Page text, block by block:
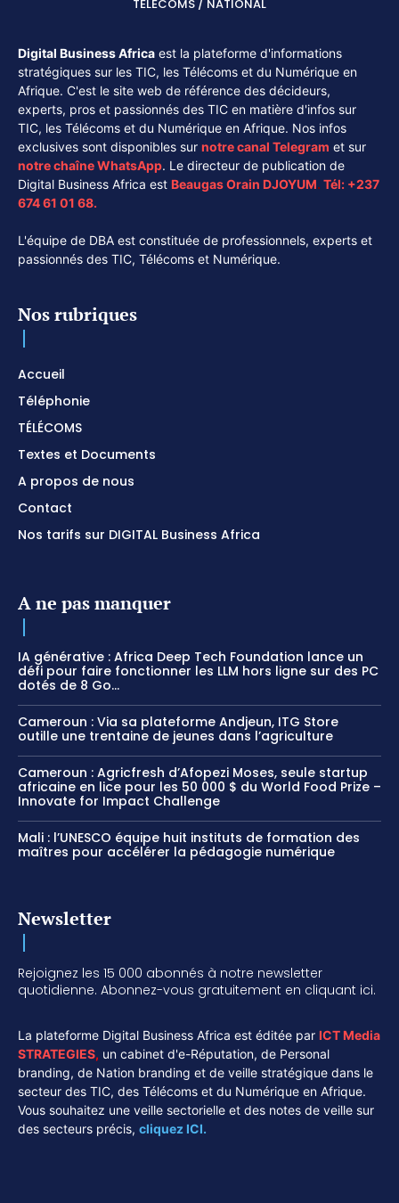
TÉLÉCOMS / NATIONAL
Digital Business Africa est la plateforme d'informations
stratégiques sur les TIC, les Télécoms et du Numérique en
Afrique. C'est le site web de référence des décideurs,
experts, pros et passionnés des TIC en matière d'infos sur
TIC, les Télécoms et du Numérique en Afrique. Nos infos
exclusives sont disponibles sur notre canal Telegram et sur
notre chaîneWhatsApp. Le directeur de publication de
Digital Business Africa est Beaugas Orain DJOYUM. Tél: +237
674 61 01 68.
L'équipe de DBA est constituée de professionnels, experts et
passionnés des TIC, Télécoms et Numérique.
Nos rubriques
Accueil
Téléphonie
TÉLÉCOMS
Textes et Documents
A propos de nous
Contact
Nos tarifs sur DIGITAL Business Africa
A ne pas manquer
IA générative : Africa Deep Tech Foundation lance un
défi pour faire fonctionner les LLM hors ligne sur des PC
dotés de 8 Go...
Cameroun : Via sa plateforme Andjeun, ITG Store
outille une trentaine de jeunes dans l’agriculture
Cameroun : Agricfresh d’Afopezi Moses, seule startup
africaine en lice pour les 50 000 $ du World Food Prize –
Innovate for Impact Challenge
Mali : l’UNESCO équipe huit instituts de formation des
maîtres pour accélérer la pédagogie numérique
Newsletter
Rejoignez les 15 000 abonnés à notre newsletter
quotidienne. Abonnez-vous gratuitement en cliquant ici.
La plateforme Digital Business Africa est éditée par ICT Media
STRATEGIES, un cabinet d'e-Réputation, de Personal
branding, de Nation branding et de veille stratégique dans le
secteur des TIC, des Télécoms et du Numérique en Afrique.
Vous souhaitez une veille sectorielle et des notes de veille sur
des secteurs précis, cliquez ICI.